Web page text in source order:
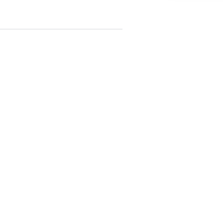
L’hotel mette a
per due in un accogliente
che comprende un
a persona.
e da un amuse-bouche.
di Crémant e 3 bicchieri
per garantire un perfetto
colazione a buffet nel suo
locali e fatti in casa